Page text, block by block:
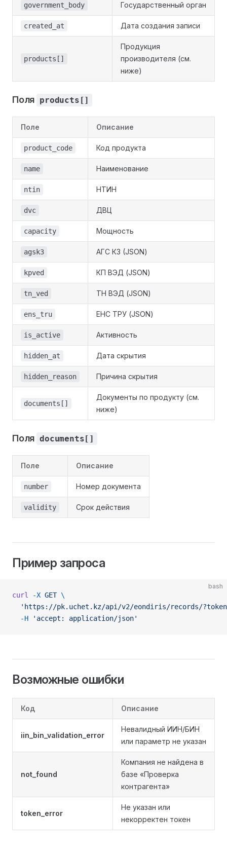
government_body Государственный орган
created_at Дата создания записи
products[]
Продукция
производителя (см.
ниже)
Поля products[]
Поле Описание
product_code Код продукта
name Наименование
ntin НТИН
dvc ДВЦ
capacity Мощность
agsk3 АГС К3 (JSON)
kpved КП ВЭД (JSON)
tn_ved ТН ВЭД (JSON)
ens_tru ЕНС ТРУ (JSON)
is_active Активность
hidden_at Дата скрытия
hidden_reason Причина скрытия
documents[]
Документы по продукту (см.
ниже)
Поля documents[]
Поле Описание
number Номер документа
validity Срок действия
Пример запроса
bash
curl -X GET \
'https://pk.uchet.kz/api/v2/eondiris/records/
  -H
'accept: application/json'
Возможные ошибки
Код Описание
iin_bin_validation_error
Невалидный ИИН/БИН
или параметр не указан
not_found
Компания не найдена в
базе «Проверка
контрагента»
token_error
Не указан или
некорректен токен